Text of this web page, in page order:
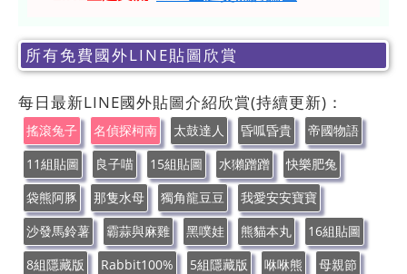
所有免費國外LINE貼圖欣賞
每日最新LINE國外貼圖介紹欣賞(持續更新)：
搖滾兔子 名偵探柯南 太鼓達人 昏呱昏貴
帝國物語
11組貼圖
良子喵 15組貼圖 水獺蹭蹭
快樂肥兔
袋熊阿豚
那隻水母 獨角龍豆豆
我愛安安寶寶
沙發馬鈴薯
霸蒜與麻雞 黑噗娃 熊貓本丸
16組貼圖
8組隱藏版
Rabbit100% 5組隱藏版 咻咻熊
母親節